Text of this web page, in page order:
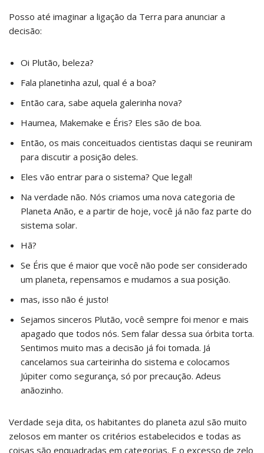
Posso até imaginar a ligação da Terra para anunciar a
decisão:
Oi Plutão, beleza?
Fala planetinha azul, qual é a boa?
Então cara, sabe aquela galerinha nova?
Haumea, Makemake e Éris? Eles são de boa.
Então, os mais conceituados cientistas daqui se reuniram
para discutir a posição deles.
Eles vão entrar para o sistema? Que legal!
Na verdade não. Nós criamos uma nova categoria de
Planeta Anão, e a partir de hoje, você já não faz parte do
sistema solar.
Hã?
Se Éris que é maior que você não pode ser considerado
um planeta, repensamos e mudamos a sua posição.
mas, isso não é justo!
Sejamos sinceros Plutão, você sempre foi menor e mais
apagado que todos nós. Sem falar dessa sua órbita torta.
Sentimos muito mas a decisão já foi tomada. Já
cancelamos sua carteirinha do sistema e colocamos
Júpiter como segurança, só por precaução. Adeus
anãozinho.
Verdade seja dita, os habitantes do planeta azul são muito
zelosos em manter os critérios estabelecidos e todas as
coisas são enquadradas em categorias. E o excesso de zelo